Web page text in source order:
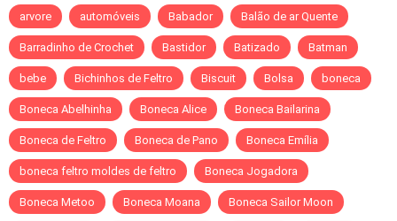
arvore automóveis Babador Balão de ar Quente
Barradinho de Crochet Bastidor Batizado Batman
bebe Bichinhos de Feltro Biscuit Bolsa boneca
Boneca Abelhinha Boneca Alice Boneca Bailarina
Boneca de Feltro Boneca de Pano Boneca Emília
boneca feltro moldes de feltro Boneca Jogadora
Boneca Metoo Boneca Moana Boneca Sailor Moon